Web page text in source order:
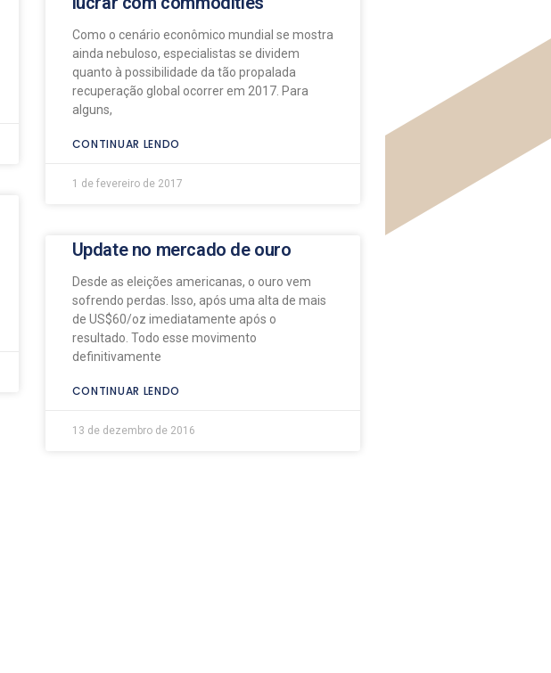
Como o cenário econômico mundial se mostra
ainda nebuloso, especialistas se dividem
quanto à possibilidade da tão propalada
recuperação global ocorrer em 2017. Para
alguns,
CONTINUAR LENDO
1 de fevereiro de 2017
Update no mercado de ouro
Desde as eleições americanas, o ouro vem
sofrendo perdas. Isso, após uma alta de mais
de US$60/oz imediatamente após o
resultado. Todo esse movimento
definitivamente
CONTINUAR LENDO
13 de dezembro de 2016